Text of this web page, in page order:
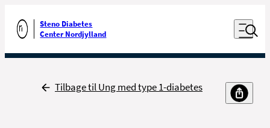
Gå til forsiden
Steno Diabetes
Center Nordjylland
Åben
Udfør søgning
Tilbage
Tilbage til Ung med type 1-diabetes